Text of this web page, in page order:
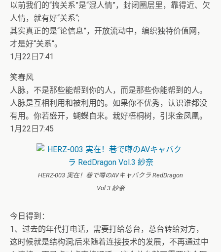
以前我们的“搞关系”是“混人情”，封闭圈层里，靠得近、欠
人情，就有好“关系“;
其实真正的是“论信息”，开放流动中，编织独特价值网，
才是好“关系“。
1月22日7:41
笑春风
人脉，不是那些能帮到你的人，而是那些你能帮到的人。
人脉是互相利用和被利用的。如果你不优秀，认识谁都没
有用。你若盛开，蝴蝶自来。栽好梧桐树，引来金凤凰。
1月22日7:45
HERZ-003 実在！巷で噂のAVキャバクラ RedDragon
Vol.3 紗奈
今日得到：
1、过去的年代打电话，需要打给总台，总台转给对方，
这时候就是结构洞;后来随着连接技术的发展，不再通过中